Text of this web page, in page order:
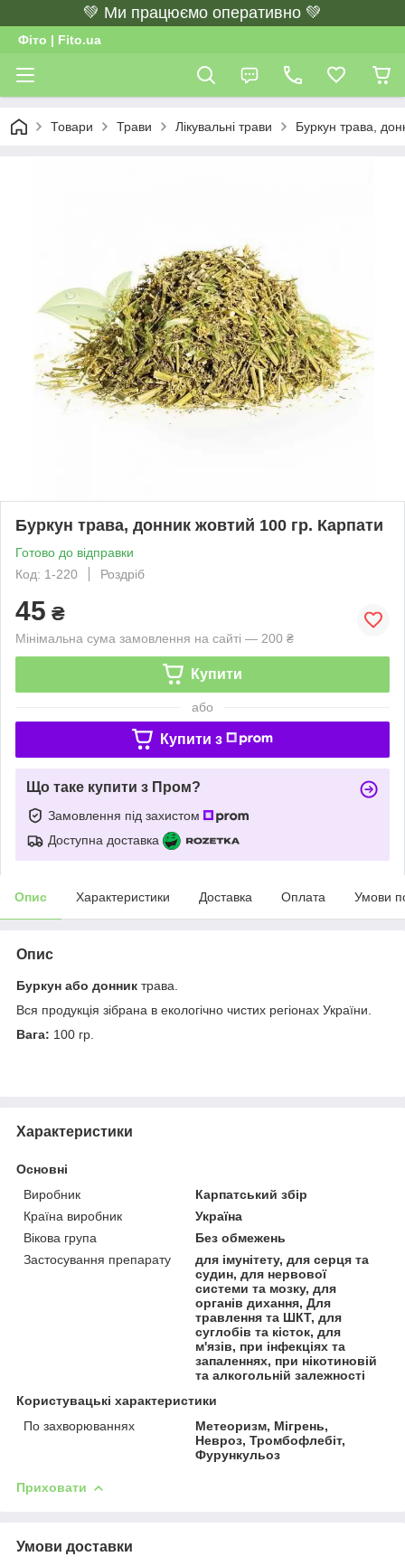
💚 Ми працюємо оперативно 💚
Фіто | Fito.ua
Товари Трави Лікувальні трави Буркун трава,
Буркун трава, донник жовтий 100 гр. Карпати
Готово до відправки
Код: 1-220
Роздріб
45 ₴
Мінімальна сума замовлення на сайті — 200 ₴
Купити
або
Купити з
Що таке купити з Пром?
Замовлення під захистом
Доступна доставка
Опис Характеристики Доставка Оплата Умови
Опис
Буркун або донник трава.
Вся продукція зібрана в екологічно чистих регіонах України.
Вага: 100 гр.
Характеристики
Основні
Виробник
Карпатський збір
Країна виробник
Україна
Вікова група
Без обмежень
Застосування препарату
для імунітету, для серця та
судин, для нервової
системи та мозку, для
органів дихання, Для
травлення та ШКТ, для
суглобів та кісток, для
м'язів, при інфекціях та
запаленнях, при нікотиновій
та алкогольній залежності
Користувацькi характеристики
По захворюваннях
Метеоризм, Мігрень,
Невроз, Тромбофлебіт,
Фурункульоз
Приховати
Умови доставки